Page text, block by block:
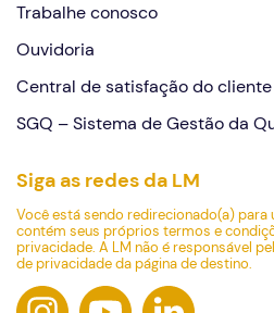
Trabalhe conosco
Ouvidoria
Central de satisfação do cliente
SGQ – Sistema de Gestão da
Siga as redes da LM
Você está sendo redirecionado(a) para
contém seus próprios termos e
privacidade. A LM não é responsável
de privacidade da página de destino.